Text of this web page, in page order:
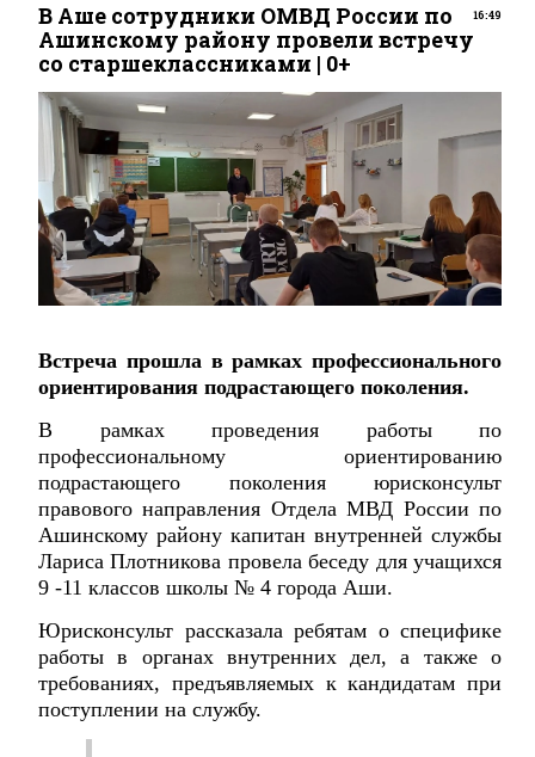
16:49
В Аше сотрудники ОМВД России по
Ашинскому району провели встречу
со старшеклассниками | 0+
Встреча прошла в рамках профессионального
ориентирования подрастающего поколения.
В рамках проведения работы по
профессиональному ориентированию
подрастающего поколения юрисконсульт
правового направления Отдела МВД России по
Ашинскому району капитан внутренней службы
Лариса Плотникова провела беседу для учащихся
9 -11 классов школы № 4 города Аши.
Юрисконсульт рассказала ребятам о специфике
работы в органах внутренних дел, а также о
требованиях, предъявляемых к кандидатам при
поступлении на службу.